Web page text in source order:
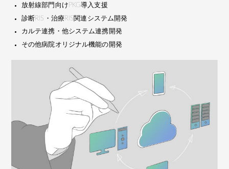
放射線部門向けPKG導入支援
診断RIS・治療RIS関連システム開発
カルテ連携・他システム連携開発
その他病院オリジナル機能の開発